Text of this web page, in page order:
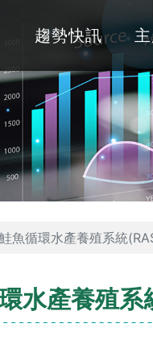
趨勢快訊
魚循環水產養殖系統
水產養殖系